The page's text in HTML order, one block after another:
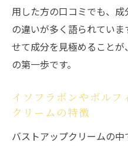
用した方の口コミでも、
の違いが多く語られてい
せて成分を見極めること
の第一歩です。
イソフラボンやボルフ
クリームの特徴
バストアップクリームの